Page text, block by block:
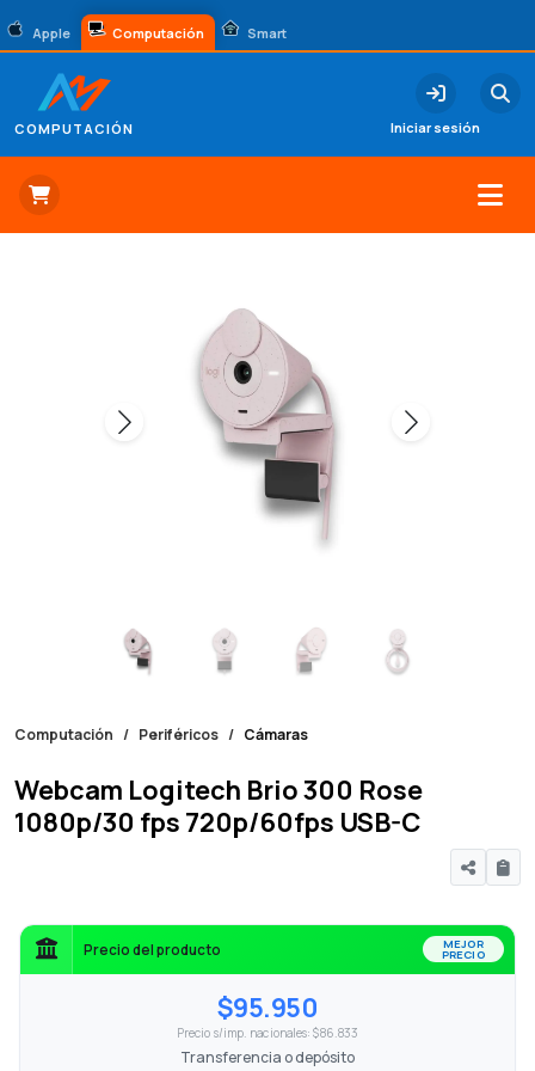
Apple Computación Smart
COMPUTACIÓN Iniciar sesión
Computación Periféricos Cámaras
Webcam Logitech Brio 300 Rose
1080p/30 fps 720p/60fps USB-C
Precio del producto MEJOR
PRECIO
$95.950
Precio s/imp. nacionales: $86.833
Transferencia o depósito